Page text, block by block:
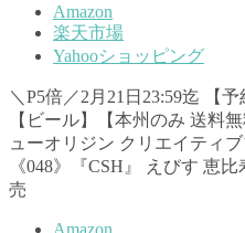
Amazon
楽天市場
Yahooショッピング
＼P5倍／2月21日23:59迄 【
【ビール】【本州のみ 送料
ューオリジン クリエイティ
《048》『CSH』 えびす 恵
売
Amazon